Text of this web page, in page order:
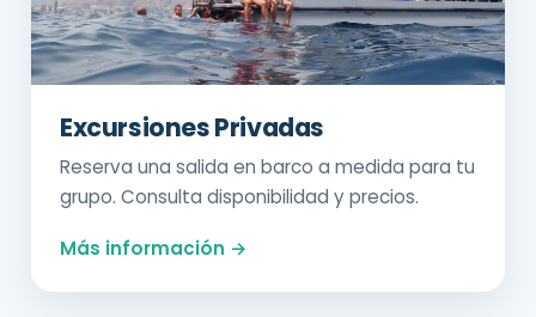
Excursiones Privadas
Reserva una salida en barco a medida para tu
grupo. Consulta disponibilidad y precios.
Más información →